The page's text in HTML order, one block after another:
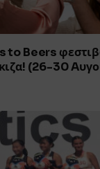
to Beers
(26-30